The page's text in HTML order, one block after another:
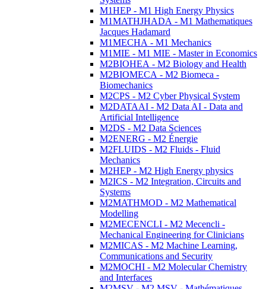
M1HEP - M1 High Energy Physics
M1MATHJHADA - M1 Mathematiques
Jacques Hadamard
M1MECHA - M1 Mechanics
M1MIE - M1 MIE - Master in Economics
M2BIOHEA - M2 Biology and Health
M2BIOMECA - M2 Biomeca -
Biomechanics
M2CPS - M2 Cyber Physical System
M2DATAAI - M2 Data AI - Data and
Artificial Intelligence
M2DS - M2 Data Sciences
M2ENERG - M2 Énergie
M2FLUIDS - M2 Fluids - Fluid
Mechanics
M2HEP - M2 High Energy physics
M2ICS - M2 Integration, Circuits and
Systems
M2MATHMOD - M2 Mathematical
Modelling
M2MECENCLI - M2 Mecencli -
Mechanical Engineering for Clinicians
M2MICAS - M2 Machine Learning,
Communications and Security
M2MOCHI - M2 Molecular Chemistry
and Interfaces